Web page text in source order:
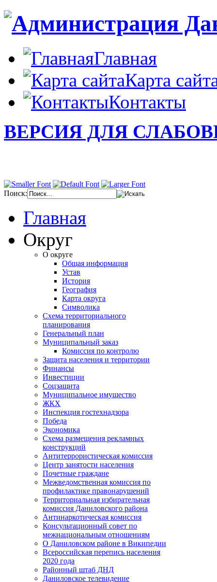
Главная
Карта
Контакты
ВЕРСИЯ ДЛЯ
Поиск:
Главная
Округ
О округе
Общая информация
Устав
История
География
Карта округа
Символика
Схема территориального
планирования
Генеральный план
Муниципальный заказ
Комиссия по контролю
Защита населения и территории
Финансы
Инвестиции
Соцзащита
Муниципальное имущество
ЖКХ
Инспекция гостехнадзора
Победа
Экономика
Схема размещения рекламных
конструкций
Антитеррористическая комиссия
Центр занятости населения
Почетные граждане
Межведомственная комиссия по
профилактике правонарушений
Территориальная избирательная
комиссия Даниловского района
Антинаркотическая комиссия
Консультационный совет по
межнациональным отношениям
О Даниловском районе в Википедии
Всероссийская перепись населения
2020 года
Районный штаб ДНД
Даниловское телевидение